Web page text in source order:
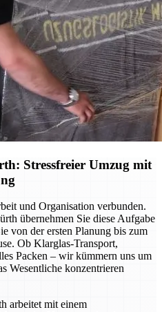
Stressfreier Umzug mit
und Organisation verbunden.
übernehmen Sie diese Aufgabe
von der ersten Planung bis zum
Ob Klarglas-Transport,
Packen – wir kümmern uns um
Wesentliche konzentrieren
arbeitet mit einem